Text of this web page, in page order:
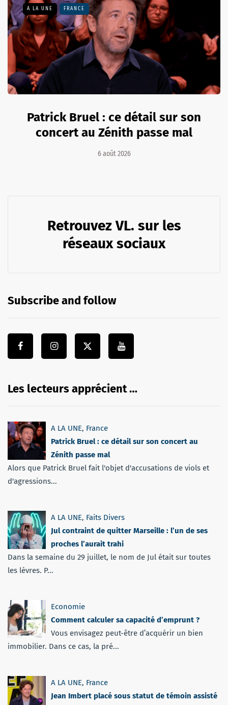
A LA UNE FRANCE
Patrick Bruel : ce détail sur son
concert au Zénith passe mal
6 août 2026
Retrouvez VL. sur les
réseaux sociaux
Subscribe and follow
Les lecteurs apprécient …
A LA UNE, France
Patrick Bruel : ce détail sur son concert au
Zénith passe mal
Alors que Patrick Bruel fait l'objet d'accusations de viols et
d'agressions...
A LA UNE, Faits Divers
Jul contraint de quitter Marseille : l’un de ses
proches l’aurait trahi
Dans la semaine du 29 juillet, le nom de Jul était sur toutes
les lèvres. P...
Economie
Comment calculer sa capacité d’emprunt ?
Vous envisagez peut-être d’acquérir un bien
immobilier. Dans ce cas, la pré...
A LA UNE, France
Jean Imbert placé sous statut de témoin assisté